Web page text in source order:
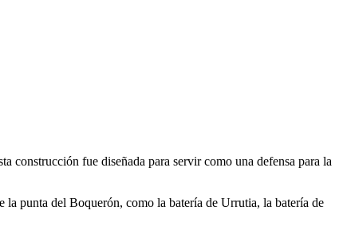
construcción fue diseñada para servir como una defensa para la
la punta del Boquerón, como la batería de Urrutia, la batería de